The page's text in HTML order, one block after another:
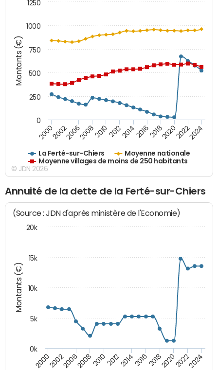
Montants (€)
La Ferté-sur-Chiers
Moyenne nationale
Moyenne villages de moins de 250 habitants
200020022006200820102012201420162018202020222024
0
250
500
750
1000
1250
© JDN 2026
Annuité de la dette de la Ferté-sur-Chiers
Montants (€)
(Source : JDN d'après ministère de l'Economie)
200020022006200820102012201420162018202020222024
0k
5k
10k
15k
20k